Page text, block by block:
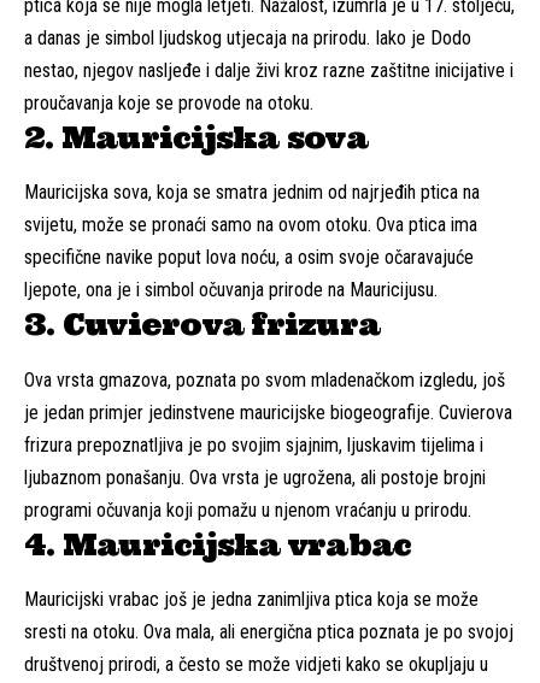
ptica koja se nije mogla letjeti. Nažalost, izumrla je u 17. stoljeću,
a danas je simbol ljudskog utjecaja na prirodu. Iako je Dodo
nestao, njegov nasljeđe i dalje živi kroz razne zaštitne inicijative i
proučavanja koje se provode na otoku.
2. Mauricijska sova
Mauricijska sova, koja se smatra jednim od najrjeđih ptica na
svijetu, može se pronaći samo na ovom otoku. Ova ptica ima
specifične navike poput lova noću, a osim svoje očaravajuće
ljepote, ona je i simbol očuvanja prirode na Mauricijusu.
3. Cuvierova frizura
Ova vrsta gmazova, poznata po svom mladenačkom izgledu, još
je jedan primjer jedinstvene mauricijske biogeografije. Cuvierova
frizura prepoznatljiva je po svojim sjajnim, ljuskavim tijelima i
ljubaznom ponašanju. Ova vrsta je ugrožena, ali postoje brojni
programi očuvanja koji pomažu u njenom vraćanju u prirodu.
4. Mauricijska vrabac
Mauricijski vrabac još je jedna zanimljiva ptica koja se može
sresti na otoku. Ova mala, ali energična ptica poznata je po svojoj
društvenoj prirodi, a često se može vidjeti kako se okupljaju u